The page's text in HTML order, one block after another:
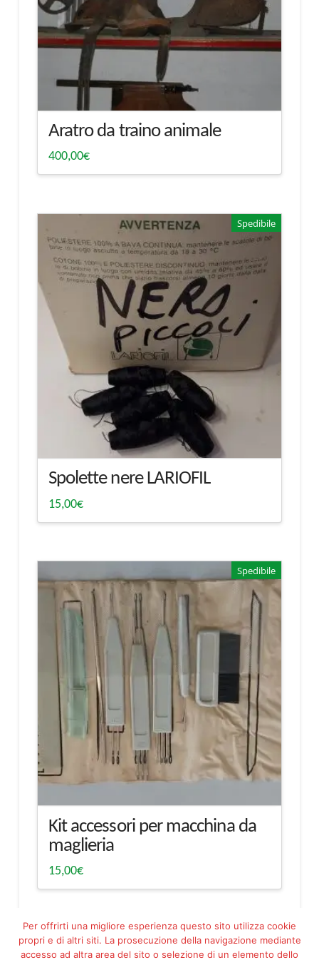
Aratro da traino animale
400,00€
Spedibile
Spolette nere LARIOFIL
15,00€
Spedibile
Kit accessori per macchina da
maglieria
15,00€
Per offrirti una migliore esperienza questo sito utilizza cookie
propri e di altri siti. La prosecuzione della navigazione mediante
accesso ad altra area del sito o selezione di un elemento dello